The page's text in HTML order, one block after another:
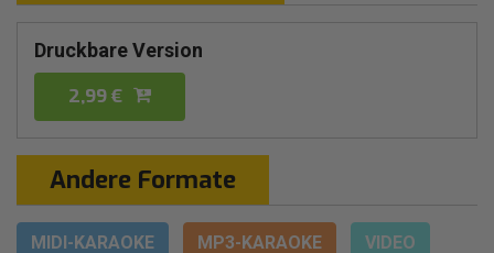
Druckbare Version
2,99 €
Andere Formate
MIDI-KARAOKE MP3-KARAOKE
VIDEO